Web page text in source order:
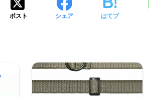
ポスト シェア はてブ